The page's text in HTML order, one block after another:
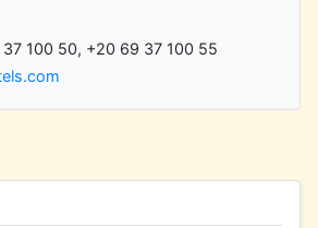
100 50, +20 69 37 100 55